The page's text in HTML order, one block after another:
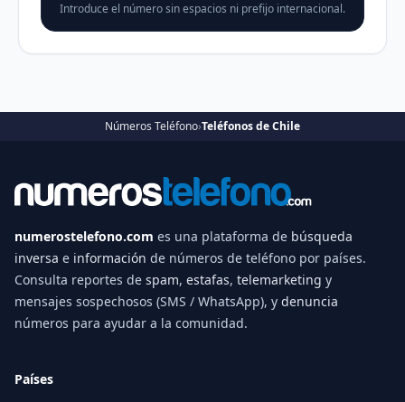
Introduce el número sin espacios ni prefijo internacional.
Números Teléfono›Teléfonos de Chile
numerostelefono.com es una plataforma de búsqueda
inversa e información de números de teléfono por países.
Consulta reportes de spam, estafas, telemarketing y
mensajes sospechosos (SMS / WhatsApp), y denuncia
números para ayudar a la comunidad.
Países